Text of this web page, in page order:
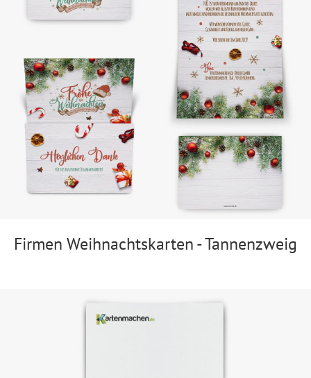
Firmen Weihnachtskarten - Tannenzweig